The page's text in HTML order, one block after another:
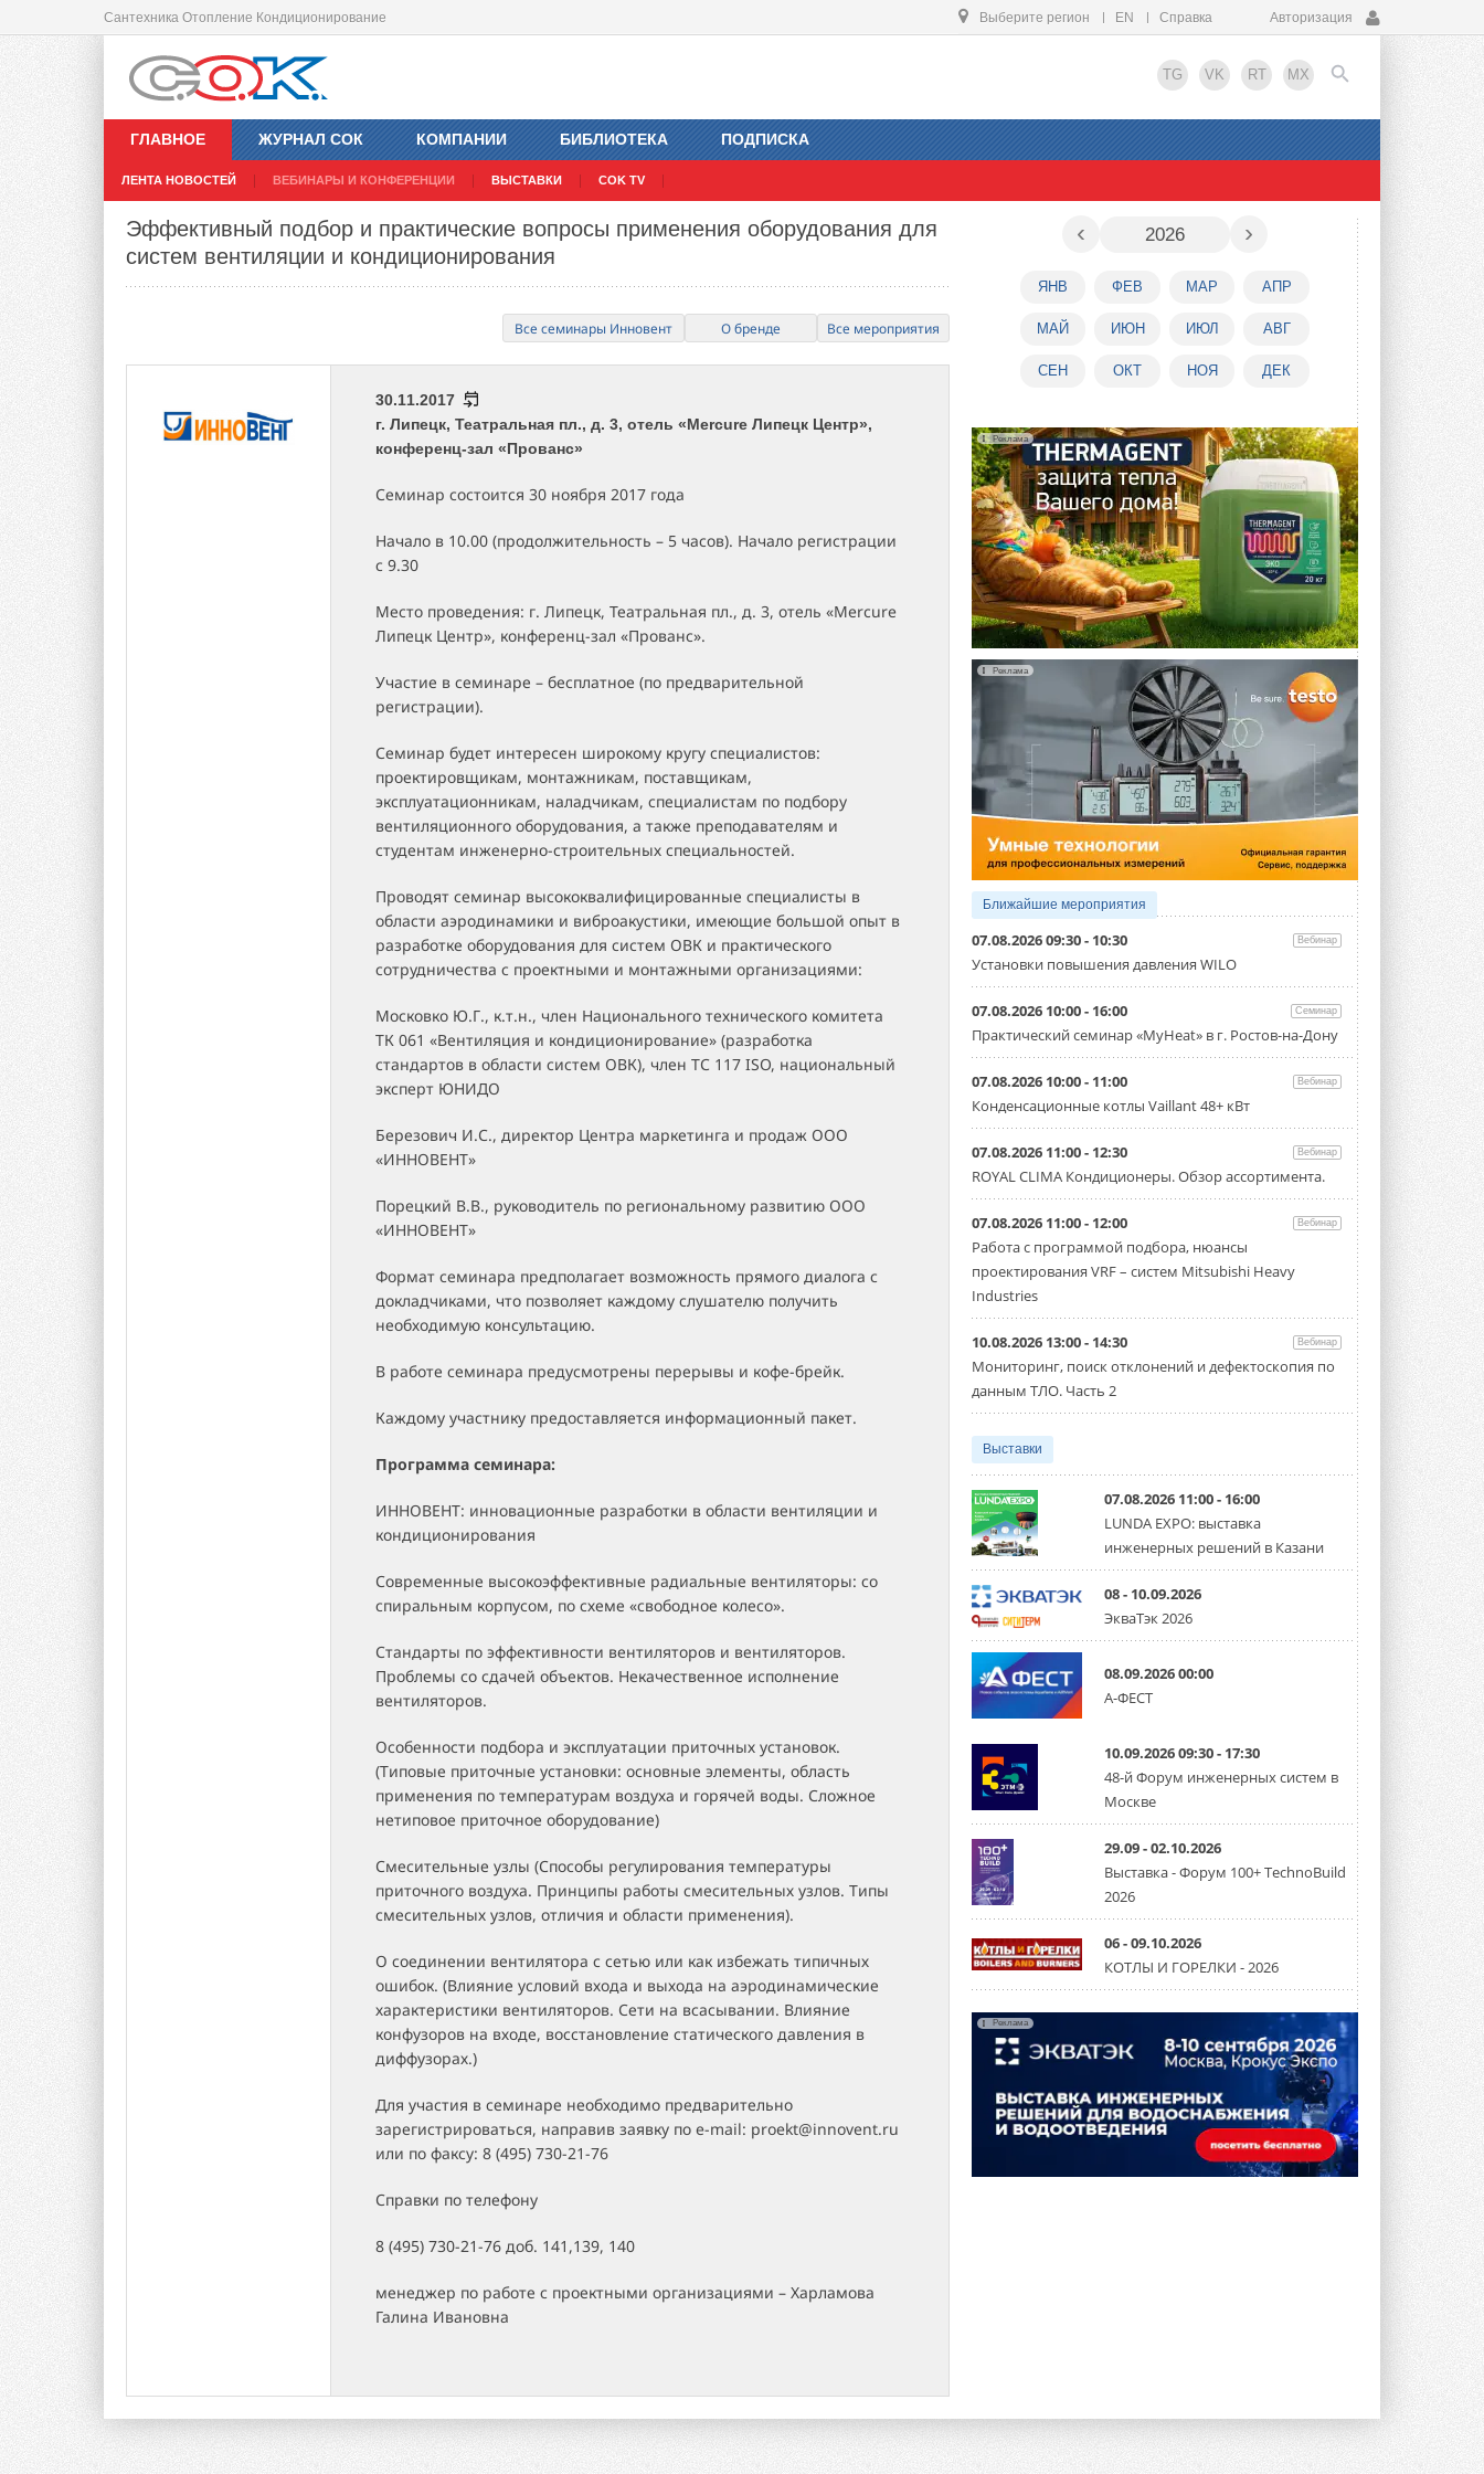
Сантехника Отопление Кондиционирование Выберите регион EN Справка Авторизация
TG VK RT MX
ГЛАВНОЕ
ЛЕНТА НОВОСТЕЙ ВЕБИНАРЫ И КОНФЕРЕНЦИИ ВЫСТАВКИ COK TV
ЖУРНАЛ СОК КОМПАНИИ БИБЛИОТЕКА ПОДПИСКА
EN
Эффективный подбор и практические вопросы применения оборудования для
систем вентиляции и кондиционирования
Все семинары Инновент О бренде Все мероприятия
30.11.2017
г. Липецк, Театральная пл., д. 3, отель «Mercure Липецк Центр»,
конференц-зал «Прованс»
Семинар состоится 30 ноября 2017 года
Начало в 10.00 (продолжительность – 5 часов). Начало регистрации
с 9.30
Место проведения: г. Липецк, Театральная пл., д. 3, отель «Mercure
Липецк Центр», конференц-зал «Прованс».
Участие в семинаре – бесплатное (по предварительной
регистрации).
Семинар будет интересен широкому кругу специалистов:
проектировщикам, монтажникам, поставщикам,
эксплуатационникам, наладчикам, специалистам по подбору
вентиляционного оборудования, а также преподавателям и
студентам инженерно-строительных специальностей.
Проводят семинар высококвалифицированные специалисты в
области аэродинамики и виброакустики, имеющие большой опыт в
разработке оборудования для систем ОВК и практического
сотрудничества с проектными и монтажными организациями:
Московко Ю.Г., к.т.н., член Национального технического комитета
ТК 061 «Вентиляция и кондиционирование» (разработка
стандартов в области систем ОВК), член ТС 117 ISO, национальный
эксперт ЮНИДО
Березович И.С., директор Центра маркетинга и продаж ООО
«ИННОВЕНТ»
Порецкий В.В., руководитель по региональному развитию ООО
«ИННОВЕНТ»
Формат семинара предполагает возможность прямого диалога с
докладчиками, что позволяет каждому слушателю получить
необходимую консультацию.
В работе семинара предусмотрены перерывы и кофе-брейк.
Каждому участнику предоставляется информационный пакет.
Программа семинара:
ИННОВЕНТ: инновационные разработки в области вентиляции и
кондиционирования
Современные высокоэффективные радиальные вентиляторы: со
спиральным корпусом, по схеме «свободное колесо».
Стандарты по эффективности вентиляторов и вентиляторов.
Проблемы со сдачей объектов. Некачественное исполнение
вентиляторов.
Особенности подбора и эксплуатации приточных установок.
(Типовые приточные установки: основные элементы, область
применения по температурам воздуха и горячей воды. Сложное
нетиповое приточное оборудование)
Смесительные узлы (Способы регулирования температуры
приточного воздуха. Принципы работы смесительных узлов. Типы
смесительных узлов, отличия и области применения).
О соединении вентилятора с сетью или как избежать типичных
ошибок. (Влияние условий входа и выхода на аэродинамические
характеристики вентиляторов. Сети на всасывании. Влияние
конфузоров на входе, восстановление статического давления в
диффузорах.)
Для участия в семинаре необходимо предварительно
зарегистрироваться, направив заявку по e-mail: proekt@innovent.ru
или по факсу: 8 (495) 730-21-76
Справки по телефону
8 (495) 730-21-76 доб. 141,139, 140
менеджер по работе с проектными организациями – Харламова
Галина Ивановна
‹ 2026 ›
ЯНВ ФЕВ МАР АПР
МАЙ ИЮН ИЮЛ АВГ
СЕН ОКТ НОЯ ДЕК
Реклама
Реклама
Ближайшие мероприятия
07.08.2026 09:30 - 10:30 Вебинар
Установки повышения давления WILO
07.08.2026 10:00 - 16:00 Семинар
Практический семинар «MyHeat» в г. Ростов-на-Дону
07.08.2026 10:00 - 11:00 Вебинар
Конденсационные котлы Vaillant 48+ кВт
07.08.2026 11:00 - 12:30 Вебинар
ROYAL CLIMA Кондиционеры. Обзор ассортимента.
07.08.2026 11:00 - 12:00 Вебинар
Работа с программой подбора, нюансы
проектирования VRF – систем Mitsubishi Heavy
Industries
10.08.2026 13:00 - 14:30 Вебинар
Мониторинг, поиск отклонений и дефектоскопия по
данным ТЛО. Часть 2
Выставки
07.08.2026 11:00 - 16:00
LUNDA EXPO: выставка
инженерных решений в Казани
08 - 10.09.2026
ЭкваТэк 2026
08.09.2026 00:00
А-ФЕСТ
10.09.2026 09:30 - 17:30
48-й Форум инженерных систем в
Москве
29.09 - 02.10.2026
Выставка - Форум 100+ TechnoBuild
2026
06 - 09.10.2026
КОТЛЫ И ГОРЕЛКИ - 2026
Реклама